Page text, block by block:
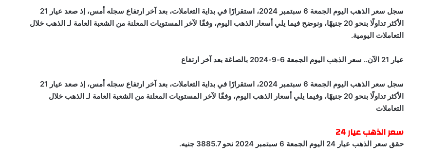
سجل سعر الذهب اليوم الجمعة 6 سبتمبر 2024، استقرارًا في بداية التعاملات، بعد آخر ارتفاع سجله أمس، إذ صعد عيار 21
الأكثر تداولًا بنحو 20 جنيهًا، ونوضح فيما يلي أسعار الذهب اليوم، وفقًا لآخر المستويات المعلنة من الشعبة العامة لـ الذهب خلال
التعاملات اليومية.
عيار 21 الآن.. سعر الذهب اليوم الجمعة 6-9-2024 بالصاغة بعد آخر ارتفاع
سجل سعر الذهب اليوم الجمعة 6 سبتمبر 2024، استقرارًا في بداية التعاملات، بعد آخر ارتفاع سجله أمس، إذ صعد عيار 21
الأكثر تداولًا بنحو 20 جنيهًا، وفيما يلي أسعار الذهب اليوم، وفقًا لآخر المستويات المعلنة من الشعبة العامة لـ الذهب خلال
التعاملات
سعر الذهب عيار 24
حقق سعر الذهب عيار 24 اليوم الجمعة 6 سبتمبر 2024 نحو 3885.7 جنيه.